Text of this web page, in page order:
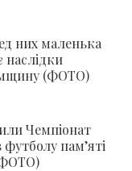
них маленька
наслідки
(ФОТО)
Чемпіонат
пам’яті